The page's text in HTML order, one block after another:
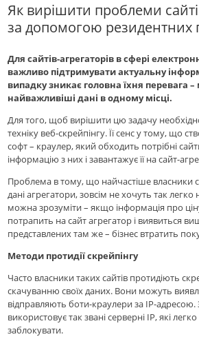
Як вирішити проблеми
за допомогою резидентних
Для сайтів-агрегаторів в сфері
важливо підтримувати актуальну
випадку зникає головна їхня перевага
найважливiшi дані в одному місці.
Для того, щоб вирішити цю задачу
техніку веб-скрейпінгу. Її сенс у тому, що
софт – краулер, який обходить потрібні
інформацію з них і завантажує її на сайт-
Проблема в тому, що найчастіше власники
дані агрегатори, зовсім не хочуть так
можна зрозуміти – якщо інформація про
потрапить на сайт агрегатор і виявиться
представлених там же – бізнес втратить
Методи протидії скрейпінгу
Часто власники таких сайтів протидіють
скачуванню своїх даних. Вони можуть
відправляють боти-краулери за IP-
використовує так звані серверні IP, які
заблокувати.